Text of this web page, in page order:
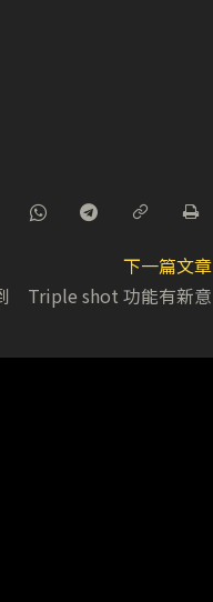
下一篇文章
Triple shot 功能有新意